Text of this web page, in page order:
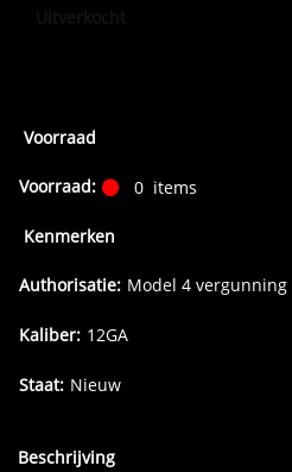
Voorraad
Voorraad: 0 items
Kenmerken
Authorisatie: Model 4 vergunning
Kaliber: 12GA
Staat: Nieuw
Beschrijving